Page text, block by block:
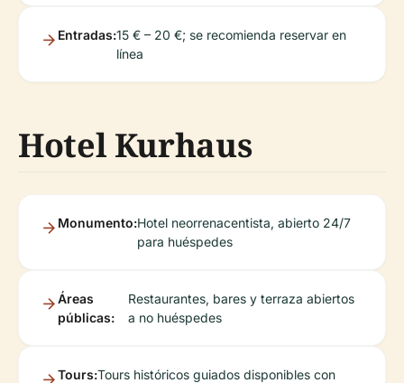
Entradas:15 € – 20 €; se recomienda reservar en
línea
Hotel Kurhaus
Monumento:Hotel neorrenacentista, abierto 24/7
para huéspedes
Áreas
públicas:
Restaurantes, bares y terraza abiertos
a no huéspedes
Tours:Tours históricos guiados disponibles con